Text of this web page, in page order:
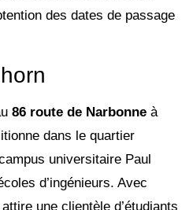
des dates de passage
86 route de Narbonne à
dans le quartier
universitaire Paul
d’ingénieurs. Avec
une clientèle d’étudiants